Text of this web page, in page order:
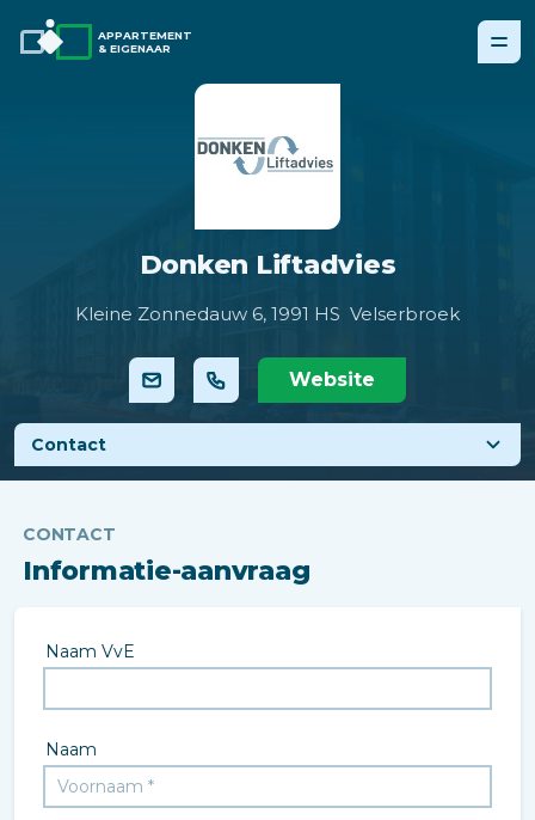
APPARTEMENT
& EIGENAAR
Donken Liftadvies
Kleine Zonnedauw 6, 1991 HS Velserbroek
Website
Contact
CONTACT
Informatie-aanvraag
Naam VvE
Naam